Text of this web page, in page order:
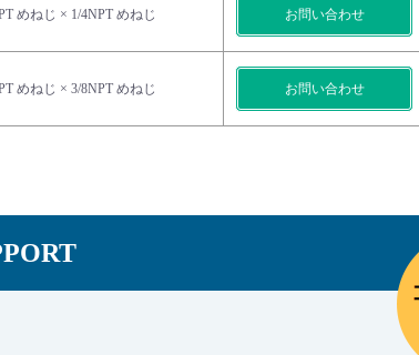
めねじ × 1/4NPT めねじ お問い合わせ
めねじ × 3/8NPT めねじ お問い合わせ